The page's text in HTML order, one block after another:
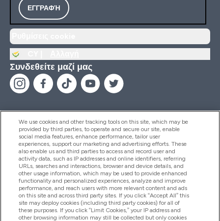
ΕΓΓΡΑΦΉ
Συνδεθείτε μαζί μας
Βοήθεια & Πληροφορίες
Προϊόντα
Εταιρικές Πληροφορίες
We use cookies and other tracking tools on this site, which may be
provided by third parties, to operate and secure our site, enable
social media features, enhance performance, tailor user
experiences, support our marketing and advertising efforts. These
also enable us and third parties to access and record user and
activity data, such as IP addresses and online identifiers, referring
URLs, searches and interactions, browser and device details, and
other usage information, which may be used to provide enhanced
functionality and personalized experiences, analyze and improve
performance, and reach users with more relevant content and ads
on this site and across third party sites. If you click “Accept All” this
site may deploy cookies (including third party cookies) for all of
these purposes. If you click “Limit Cookies,” your IP address and
other browsing information may still be collected but only cookies